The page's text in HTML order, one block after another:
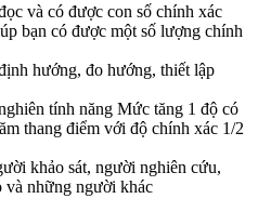
và có được con số chính xác
bạn có được một số lượng chính
hướng, đo hướng, thiết lập
tính năng Mức tăng 1 độ có
thang điểm với độ chính xác 1/2
khảo sát, người nghiên cứu,
và những người khác